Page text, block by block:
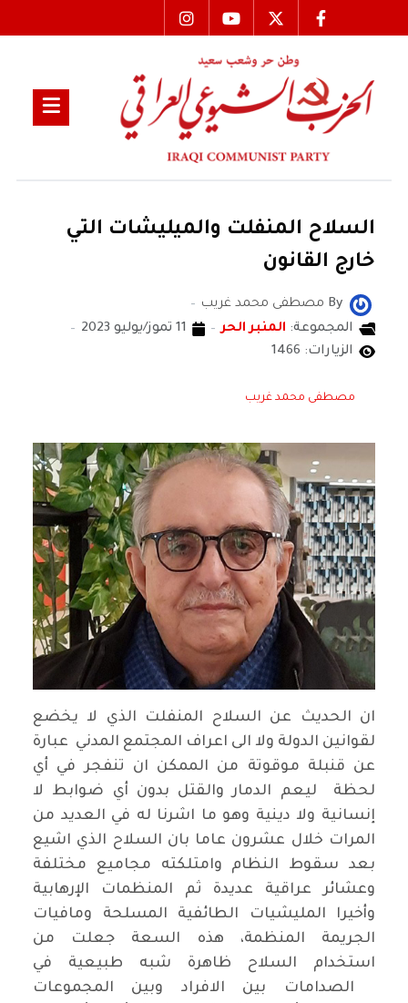
السلاح المنفلت والميليشات التي
خارج القانون
By مصطفى محمد غريب
المجموعة: المنبر الحر
11 تموز/يوليو 2023
الزيارات: 1466
مصطفى محمد غريب
ان الحديث عن السلاح المنفلت الذي لا يخضع
لقوانين الدولة ولا الى اعراف المجتمع المدني عبارة
عن قنبلة موقوتة من الممكن ان تنفجر في أي
لحظة ليعم الدمار والقتل بدون أي ضوابط لا
إنسانية ولا دينية وهو ما اشرنا له في العديد من
المرات خلال عشرون عاما بان السلاح الذي اشيع
بعد سقوط النظام وامتلكته مجاميع مختلفة
وعشائر عراقية عديدة ثم المنظمات الإرهابية
وأخيرا المليشيات الطائفية المسلحة ومافيات
الجريمة المنظمة، هذه السعة جعلت من
استخدام السلاح ظاهرة شبه طبيعية في
الصدامات بين الافراد وبين المجموعات